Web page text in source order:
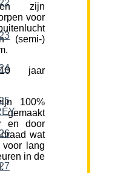
zijn
voor
(semi-)
jaar
100%
en door
wat
lang
in de